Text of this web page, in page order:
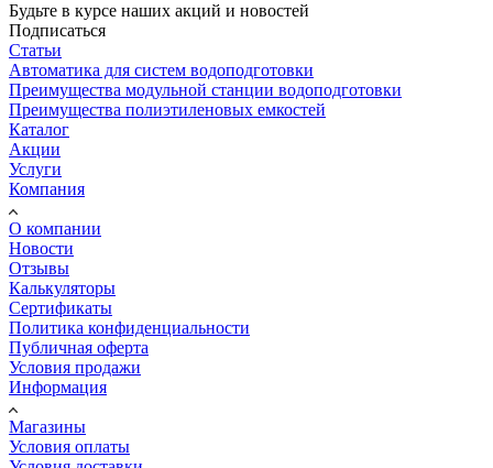
Будьте в курсе наших акций и новостей
Подписаться
Статьи
Автоматика для систем водоподготовки
Преимущества модульной станции водоподготовки
Преимущества полиэтиленовых емкостей
Каталог
Акции
Услуги
Компания
О компании
Новости
Отзывы
Калькуляторы
Сертификаты
Политика конфиденциальности
Публичная оферта
Условия продажи
Информация
Магазины
Условия оплаты